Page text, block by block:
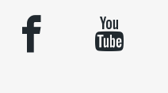
facebook youtube